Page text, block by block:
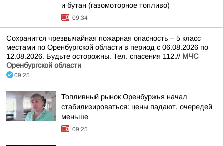
и бутан (газомоторное топливо)
09:34
Сохранится чрезвычайная пожарная опасность – 5 класс
местами по Оренбургской области в период с 06.08.2026 по
12.08.2026. Будьте осторожны. Тел. спасения 112.// МЧС
Оренбургской области
09:25
Топливный рынок Оренбуржья начал
стабилизироваться: цены падают, очередей
меньше
09:25